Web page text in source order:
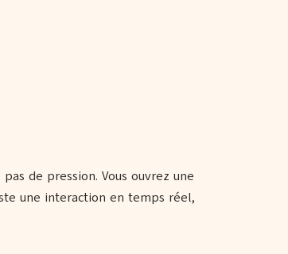
de pression. Vous ouvrez une
une interaction en temps réel,